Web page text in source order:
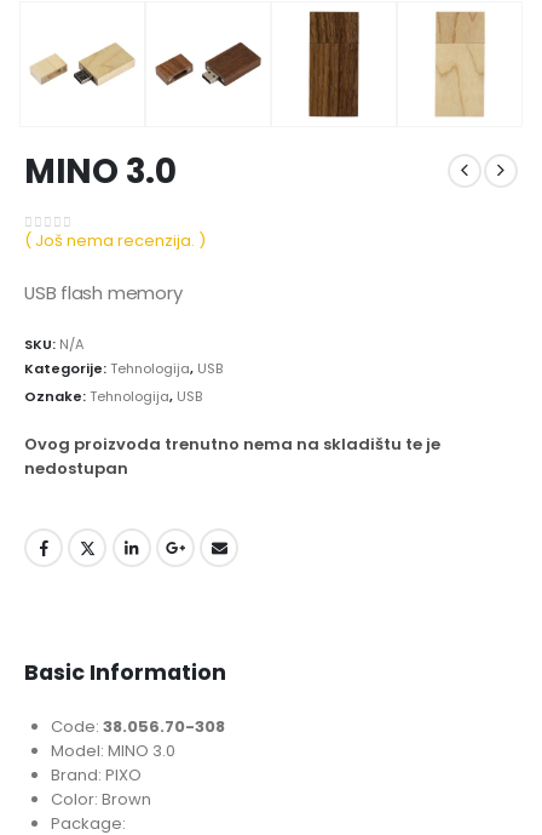
MINO 3.0
0 out of 5
( Još nema recenzija. )
USB flash memory
SKU: N/A
Kategorije:Tehnologija, USB
Oznake:Tehnologija, USB
Ovog proizvoda trenutno nema na skladištu te je
nedostupan
Basic Information
Code:38.056.70-308
Model: MINO 3.0
Brand: PIXO
Color: Brown
Package: